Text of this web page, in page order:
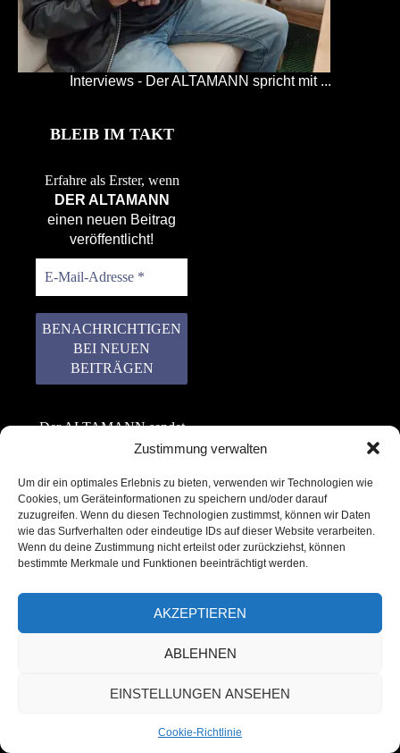
Zustimmung verwalten
Um dir ein optimales Erlebnis zu bieten, verwenden wir Technologien wie
Cookies, um Geräteinformationen zu speichern und/oder darauf
zuzugreifen. Wenn du diesen Technologien zustimmst, können wir Daten
wie das Surfverhalten oder eindeutige IDs auf dieser Website verarbeiten.
Wenn du deine Zustimmung nicht erteilst oder zurückziehst, können
bestimmte Merkmale und Funktionen beeinträchtigt werden.
AKZEPTIEREN
ABLEHNEN
EINSTELLUNGEN ANSEHEN
Cookie-Richtlinie
Interviews - Der ALTAMANN spricht mit ...
BLEIB IM TAKT
Erfahre als Erster, wenn
DER ALTAMANN
einen neuen Beitrag
veröffentlicht!
Der ALTAMANN sendet
keinen Spam! Er gibt
weiter. Erfahre mehr in
unserer
Datenschutzerklärung.
Copyright © 2022 – 2025 | ALTAMANN.com